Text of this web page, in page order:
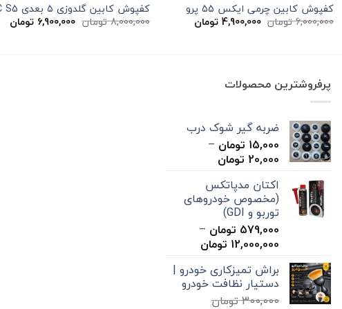
کفپوش کابین چرمی ایکس 55 پرو
6,000,000 تومان قیمت
اصلی
4,900,000 تومان
کفپوش کابین گلدوزی ۵ بعدی JAC S5
8,000,000 تومان قیمت
اصلی
6,900,000 تومان
1,590,000 تومان
پرفروشترین محصولات
ضربه گیر شوک درب
15,000 تومان –
20,000 تومان
تا
اکتان مدپاتکس
(مخصوص خودروهای
توربو و GDI)
579,000 تومان –
12,000,000 تومان
تا
براش تمیزکاری خودرو |
دستیار نظافت خودرو
300,000تومان